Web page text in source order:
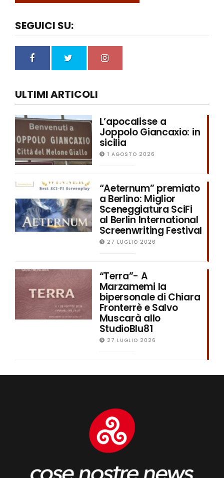
SEGUICI SU:
ULTIMI ARTICOLI
L’apocalisse a
Joppolo Giancaxio: in
sicilia
1 AGOSTO 2026
“Aeternum” premiato
a Berlino: Miglior
Sceneggiatura SciFi
al Berlin International
Screenwriting Festival
27 LUGLIO 2026
“Terra”- A
Marzamemi la
bipersonale di Chiara
Fronterrè e Salvo
Muscarà allo
StudioBlu81
27 LUGLIO 2026